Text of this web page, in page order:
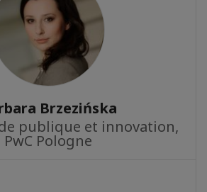
Brzezińska
publique et innovation,
PwC Pologne